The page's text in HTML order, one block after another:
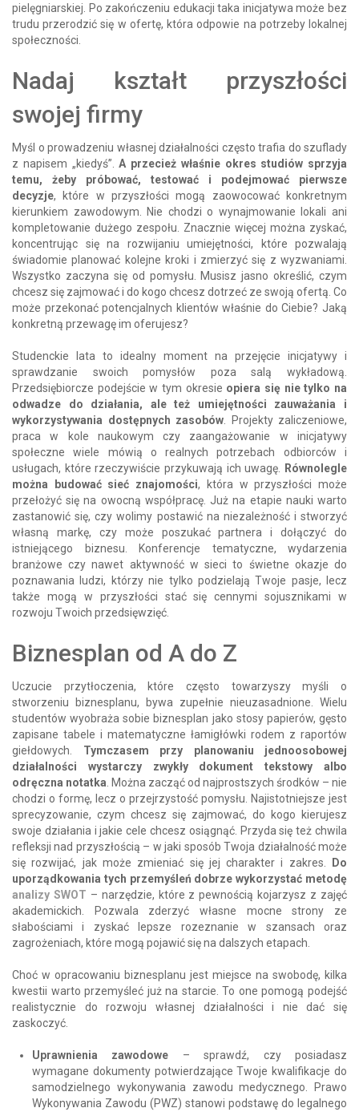
pielęgniarskiej. Po zakończeniu edukacji taka inicjatywa może bez
trudu przerodzić się w ofertę, która odpowie na potrzeby lokalnej
społeczności.
Nadaj kształt przyszłości
swojej firmy
Myśl o prowadzeniu własnej działalności często trafia do szuflady
z napisem „kiedyś”.A przecież właśnie okres studiów sprzyja
temu, żeby próbować, testować i podejmować pierwsze
decyzje, które w przyszłości mogą zaowocować konkretnym
kierunkiem zawodowym. Nie chodzi o wynajmowanie lokali ani
kompletowanie dużego zespołu. Znacznie więcej można zyskać,
koncentrując się na rozwijaniu umiejętności, które pozwalają
świadomie planować kolejne kroki i zmierzyć się z wyzwaniami.
Wszystko zaczyna się od pomysłu. Musisz jasno określić, czym
chcesz się zajmować i do kogo chcesz dotrzeć ze swoją ofertą. Co
może przekonać potencjalnych klientów właśnie do Ciebie? Jaką
konkretną przewagę im oferujesz?
Studenckie lata to idealny moment na przejęcie inicjatywy i
sprawdzanie swoich pomysłów poza salą wykładową.
Przedsiębiorcze podejście w tym okresie opiera się nie tylko na
odwadze do działania, ale też umiejętności zauważania i
wykorzystywania dostępnych zasobów . Projekty zaliczeniowe,
praca w kole naukowym czy zaangażowanie w inicjatywy
społeczne wiele mówią o realnych potrzebach odbiorców i
usługach, które rzeczywiście przykuwają ich uwagę. Równolegle
można budować sieć znajomości, która w przyszłości może
przełożyć się na owocną współpracę. Już na etapie nauki warto
zastanowić się, czy wolimy postawić na niezależność i stworzyć
własną markę, czy może poszukać partnera i dołączyć do
istniejącego biznesu. Konferencje tematyczne, wydarzenia
branżowe czy nawet aktywność w sieci to świetne okazje do
poznawania ludzi, którzy nie tylko podzielają Twoje pasje, lecz
także mogą w przyszłości stać się cennymi sojusznikami w
rozwoju Twoich przedsięwzięć.
Biznesplan od A do Z
Uczucie przytłoczenia, które często towarzyszy myśli o
stworzeniu biznesplanu, bywa zupełnie nieuzasadnione. Wielu
studentów wyobraża sobie biznesplan jako stosy papierów, gęsto
zapisane tabele i matematyczne łamigłówki rodem z raportów
giełdowych. Tymczasem przy planowaniu jednoosobowej
działalności wystarczy zwykły dokument tekstowy albo
odręczna notatka . Można zacząć od najprostszych środków – nie
chodzi o formę, lecz o przejrzystość pomysłu. Najistotniejsze jest
sprecyzowanie, czym chcesz się zajmować, do kogo kierujesz
swoje działania i jakie cele chcesz osiągnąć. Przyda się też chwila
refleksji nad przyszłością – w jaki sposób Twoja działalność może
się rozwijać, jak może zmieniać się jej charakter i zakres. Do
uporządkowania tych przemyśleń dobrze wykorzystać metodę
analizy SWOT – narzędzie, które z pewnością kojarzysz z zajęć
akademickich. Pozwala zderzyć własne mocne strony ze
słabościami i zyskać lepsze rozeznanie w szansach oraz
zagrożeniach, które mogą pojawić się na dalszych etapach.
Choć w opracowaniu biznesplanu jest miejsce na swobodę, kilka
kwestii warto przemyśleć już na starcie. To one pomogą podejść
realistycznie do rozwoju własnej działalności i nie dać się
zaskoczyć.
Uprawnienia zawodowe – sprawdź, czy posiadasz
wymagane dokumenty potwierdzające Twoje kwalifikacje do
samodzielnego wykonywania zawodu medycznego. Prawo
Wykonywania Zawodu (PWZ) stanowi podstawę do legalnego